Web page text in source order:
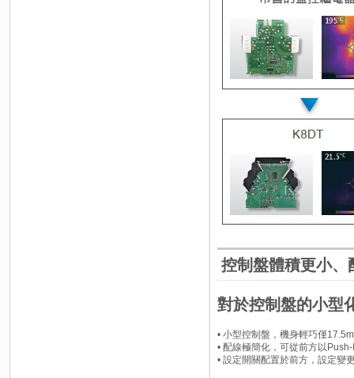
控制盤體積更小
對於控制盤的小型
• 小型控制盤，機身輕巧僅
• 配線極簡化，可從前方以
• 設定開關配置於前方，設定變